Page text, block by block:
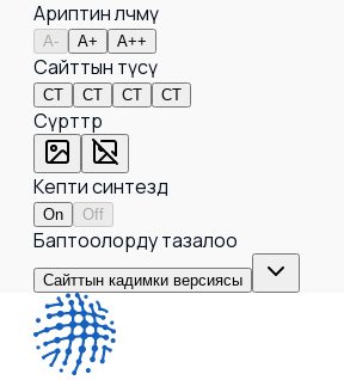
Ариптин өлчөмү
A- A+ A++
Сайттын түсү
СТ СТ СТ СТ
Сүрөттөр
Кепти синтездөө
On Off
Баптоолорду тазалоо
Сайттын кадимки версиясы